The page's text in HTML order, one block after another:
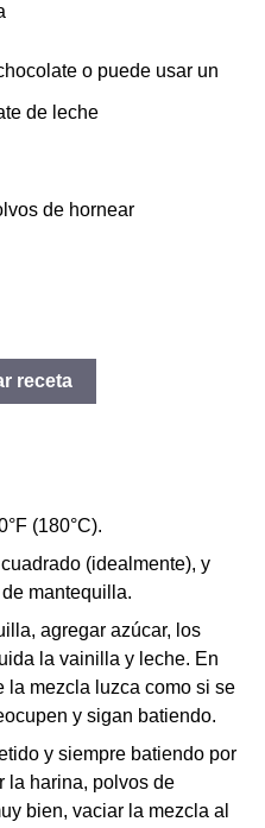
o puede usar un
de leche
de hornear
receta
(180°C).
(idealmente), y
mantequilla.
agregar azúcar, los
la vainilla y leche. En
la mezcla luzca como si se
y sigan batiendo.
y siempre batiendo por
la harina, polvos de
bien, vaciar la mezcla al